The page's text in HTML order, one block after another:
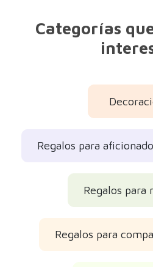
Categorías
Regalos para
Regalos para
Regalos para